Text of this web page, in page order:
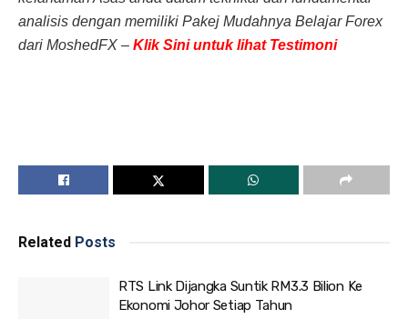
analisis dengan memiliki Pakej Mudahnya Belajar Forex
dari MoshedFX – Klik Sini untuk lihat Testimoni
Related Posts
RTS Link Dijangka Suntik RM3.3 Bilion Ke
Ekonomi Johor Setiap Tahun